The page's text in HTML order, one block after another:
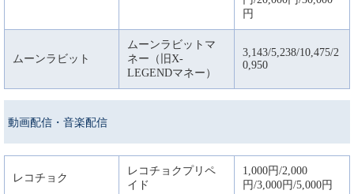
円
ムーンラビット
ムーンラビットマ
ネー（旧X-
LEGENDマネー）
3,143/5,238/10,475/2
0,950
動画配信・音楽配信
レコチョク
レコチョクプリペ
イド
1,000円/2,000
円/3,000円/5,000円